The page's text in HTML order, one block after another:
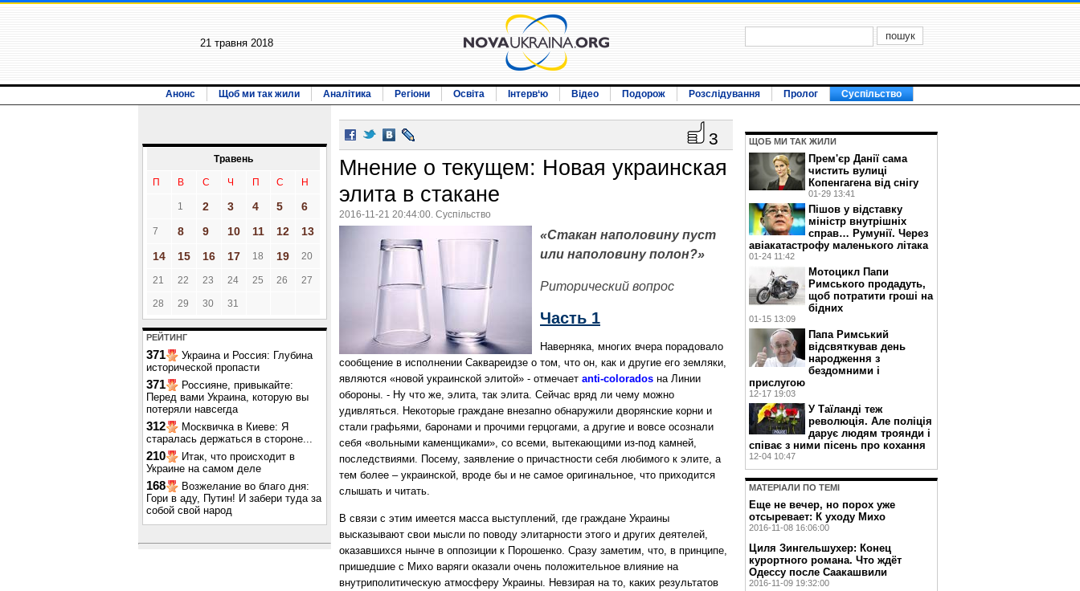
21 травня 2018
Анонс Щоб ми так жили Аналітика Регіони Освіта Інтерв‘ю Відео Подорож Розслідування Пролог Суспільство
Травень
П В С Ч П С Н
1 2 3 4 5 6
7 8 9 10 11 12
13
14
15 16 17 18 19 20
21 22 23 24 25 26 27
28 29 30 31
РЕЙТИНГ
371
Украина и Россия: Глубина
исторической пропасти
371
Россияне, привыкайте:
Перед вами Украина, которую вы
потеряли навсегда
312
Москвичка в Киеве: Я
старалась держаться в стороне...
210
Итак, что происходит в
Украине на самом деле
168
Возжелание во благо дня:
Гори в аду, Путин! И забери туда за
собой свой народ
3
Мнение о текущем: Новая украинская
элита в стакане
2016-11-21 20:44:00. Суспільство
«Стакан наполовину пуст
или наполовину полон?»
Риторический вопрос
Часть 1
Наверняка, многих вчера порадовало
сообщение в исполнении Саквареидзе о том, что он, как и другие его земляки,
являются «новой украинской элитой» - отмечает anti-colorados на Линии
обороны. - Ну что же, элита, так элита. Сейчас вряд ли чему можно
удивляться. Некоторые граждане внезапно обнаружили дворянские корни и
стали графьями, баронами и прочими герцогами, а другие и вовсе осознали
себя «вольными каменщиками», со всеми, вытекающими из-под камней,
последствиями. Посему, заявление о причастности себя любимого к элите, а
тем более – украинской, вроде бы и не самое оригинальное, что приходится
слышать и читать.
В связи с этим имеется масса выступлений, где граждане Украины
высказывают свои мысли по поводу элитарности этого и других деятелей,
оказавшихся нынче в оппозиции к Порошенко. Сразу заметим, что, в принципе,
пришедшие с Михо варяги оказали очень положительное влияние на
внутриполитическую атмосферу Украины. Невзирая на то, каких результатов
ЩОБ МИ ТАК ЖИЛИ
Прем'єр Данії сама
чистить вулиці
Копенгагена від снігу
01-29 13:41
Пішов у відставку
міністр внутрішніх
справ… Румунії. Через
авіакатастрофу маленького літака
01-24 11:42
Мотоцикл Папи
Римського продадуть,
щоб потратити гроші на
бідних
01-15 13:09
Папа Римський
відсвяткував день
народження з
бездомними і
прислугою
12-17 19:03
У Таїланді теж
революція. Але поліція
дарує людям троянди і
співає з ними пісень про кохання
12-04 10:47
МАТЕРIАЛИ ПО ТЕМI
Еще не вечер, но порох уже
отсыревает: К уходу Михо
2016-11-08 16:06:00
Циля Зингельшухер: Конец
курортного романа. Что ждёт
Одессу после Саакашвили
2016-11-09 19:32:00